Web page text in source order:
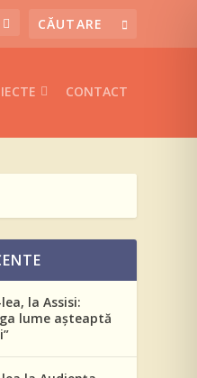
CONTACT
la Assisi:
lume așteaptă